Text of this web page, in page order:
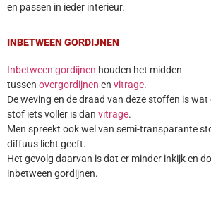
en passen in ieder interieur.
INBETWEEN GORDIJNEN
Inbetween gordijnen houden het midden
tussen overgordijnen en vitrage.
De weving en de draad van deze stoffen is
stof iets voller is dan vitrage.
Men spreekt ook wel van semi-transparante
diffuus licht geeft.
Het gevolg daarvan is dat er minder inkijk en
inbetween gordijnen.